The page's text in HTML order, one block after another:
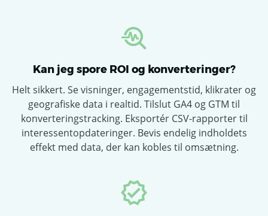
Kan jeg spore ROI og konverteringer?
Helt sikkert. Se visninger, engagementstid, klikrater og
geografiske data i realtid. Tilslut GA4 og GTM til
konverteringstracking. Eksportér CSV-rapporter til
interessentopdateringer. Bevis endelig indholdets
effekt med data, der kan kobles til omsætning.